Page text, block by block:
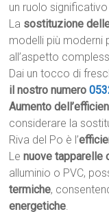
un ruolo significativo
La sostituzione
modelli più moderni
all’aspetto
Dai un tocco di
il nostro numero
Aumento
considerare la
Riva del Po è l’
Lenuove tapparelle
alluminio o PVC,
termiche,
energetiche.